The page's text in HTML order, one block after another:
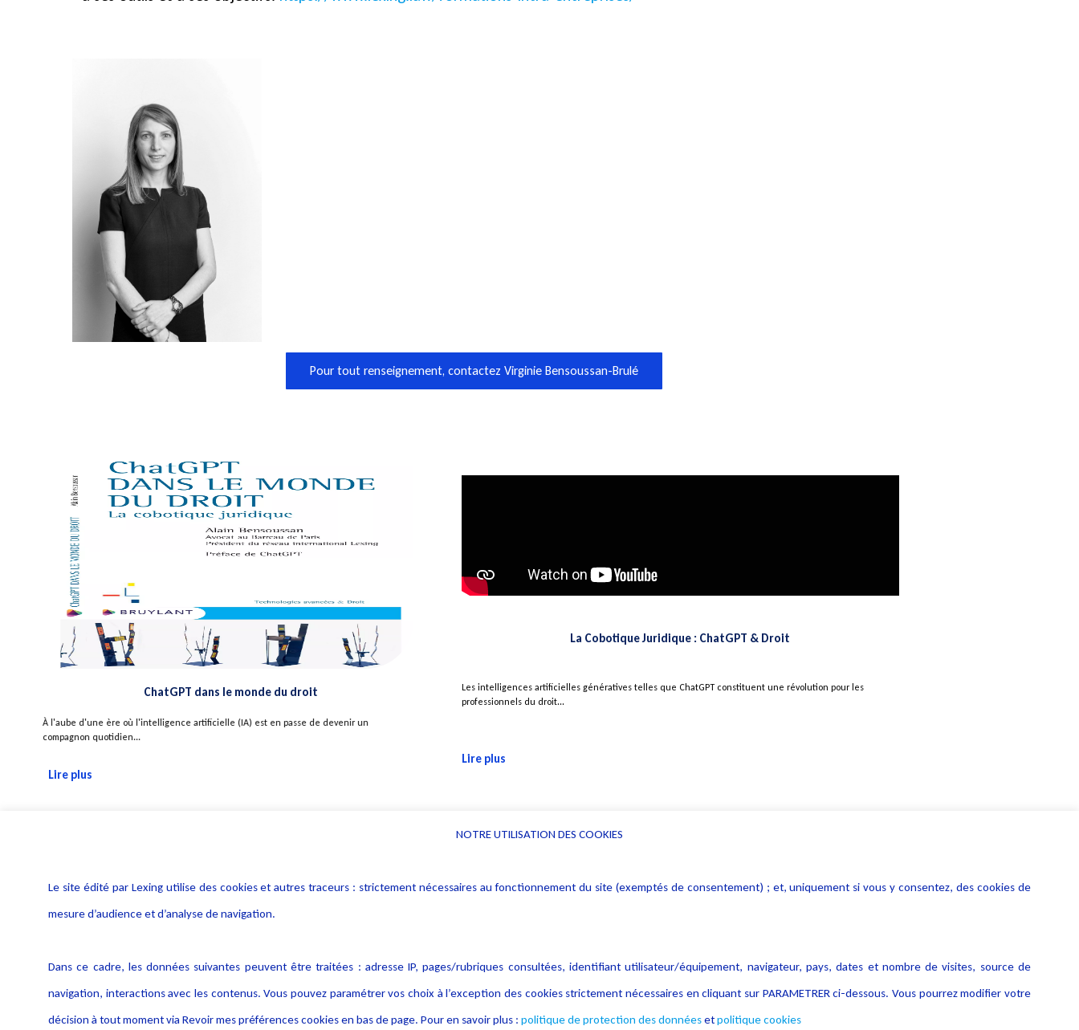
Pour tout renseignement, contactez Virginie Bensoussan-Brulé
ChatGPT dans le monde du droit
À l'aube d'une ère où l'intelligence artificielle (IA) est en passe de devenir un
compagnon quotidien...
Lire plus
La Cobotique Juridique : ChatGPT & Droit
Les intelligences artificielles génératives telles que ChatGPT constituent une révolution pour les
professionnels du droit...
Lire plus
Politique de protection des
données
Politique cookies
NOTRE UTILISATION DES COOKIES
Le site édité par Lexing utilise des cookies et autres traceurs : strictement nécessaires au fonctionnement du site (exemptés de consentement) ; et, uniquement si vous y consentez, des cookies de
mesure d’audience et d’analyse de navigation.
Dans ce cadre, les données suivantes peuvent être traitées : adresse IP, pages/rubriques consultées, identifiant utilisateur/équipement, navigateur, pays, dates et nombre de visites, source de
navigation, interactions avec les contenus. Vous pouvez paramétrer vos choix à l’exception des cookies strictement nécessaires en cliquant sur PARAMETRER ci-dessous. Vous pourrez modifier votre
décision à tout moment via Revoir mes préférences cookies en bas de page. Pour en savoir plus : politique de protection des donnéesetpolitique cookies